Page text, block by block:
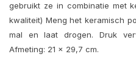
gebruikt ze in combinatie met
kwaliteit) Meng het keramisch
mal en laat drogen. Druk
Afmeting: 21 x 29,7 cm.